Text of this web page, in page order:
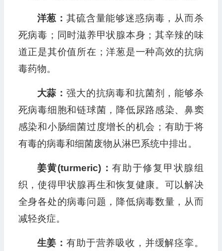
洋葱：其硫含量能够迷惑病毒，从而杀
死病毒；同时滋养甲状腺本身；其辛辣的味
道正是其价值所在；洋葱是一种高效的抗病
毒药物。
大蒜：强大的抗病毒和抗菌剂，能够杀
死病毒细胞和链球菌，降低尿路感染、鼻窦
感染和小肠细菌过度增长的机会；有助于将
有毒的病毒和细菌废物从淋巴系统中排出。
姜黄(turmeric)：有助于修复甲状腺组
织，使得甲状腺再生和恢复健康。可以解决
全身各处的病毒问题，降低病毒数量，从而
减轻炎症。
生姜：有助于营养吸收，并缓解痉挛。